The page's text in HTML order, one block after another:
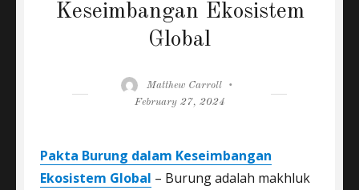
Keseimbangan Ekosistem
Global
Author
Matthew Carroll
February 27, 2024
Pakta Burung dalam Keseimbangan
Ekosistem Global – Burung adalah makhluk